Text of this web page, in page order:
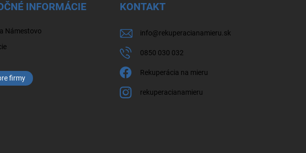
INFORMÁCIE
Námestovo
firmy
KONTAKT
info@rekuperacianamieru.sk
0850 030 032
Rekuperácia na mieru
rekuperacianamieru